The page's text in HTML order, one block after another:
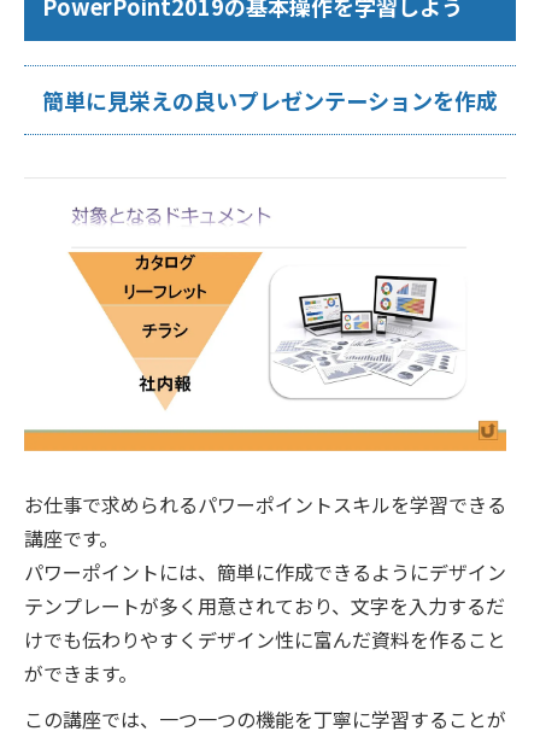
PowerPoint2019の基本操作を学習しよう
簡単に見栄えの良いプレゼンテーションを作成
お仕事で求められるパワーポイントスキルを学習できる
講座です。
パワーポイントには、簡単に作成できるようにデザイン
テンプレートが多く用意されており、文字を入力するだ
けでも伝わりやすくデザイン性に富んだ資料を作ること
ができます。
この講座では、一つ一つの機能を丁寧に学習することが